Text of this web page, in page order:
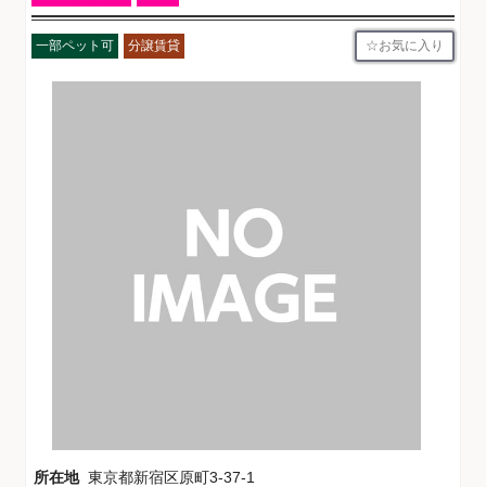
一部ペット可 分譲賃貸 お気に入り
所在地 東京都新宿区原町3-37-1